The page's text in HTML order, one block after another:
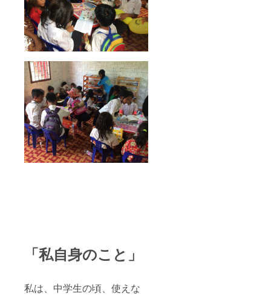
「私自身のこと」
私は、中学生の頃、使えな